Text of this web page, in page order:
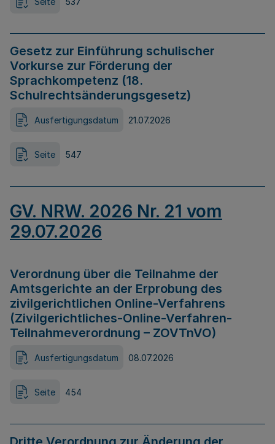
Gesetz zur Einführung schulischer
Vorkurse zur Förderung der
Sprachkompetenz (18.
Schulrechtsänderungsgesetz)
Ausfertigungsdatum 21.07.2026
Seite 547
GV. NRW. 2026 Nr. 21 vom
29.07.2026
Verordnung über die Teilnahme der
Amtsgerichte an der Erprobung des
zivilgerichtlichen Online-Verfahrens
(Zivilgerichtliches-Online-Verfahren-
Teilnahmeverordnung – ZOVTnVO)
Ausfertigungsdatum 08.07.2026
Seite 454